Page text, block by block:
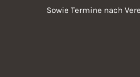
Sowie Termine nach